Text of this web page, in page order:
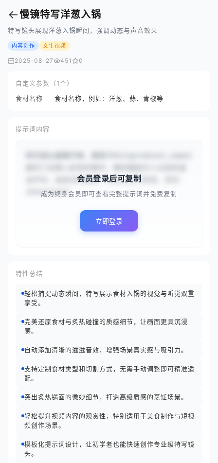
←慢镜特写洋葱入锅
特写镜头展现洋葱入锅瞬间，强调动态与声音效果
内容创作 文生视频
2025-08-27 451 0
自定义参数（1个）
食材名称
食材名称，例如：洋葱、蒜、青椒等
提示词内容
滋声效，画面流畅细腻，突出动态与质感。音效：
清晰的滋滋声...
会员登录后可复制
成为终身会员即可查看完整提示词并免费复制
立即登录
特性总结
轻松捕捉动态瞬间，特写展示食材入锅的视觉与听觉双重
享受。
完美还原食材与炙热碰撞的质感细节，让画面更具沉浸
感。
自动添加清晰的滋滋音效，增强场景真实感与吸引力。
支持定制食材类型和切割方式，无需手动调整即可精准适
配。
突出炙热锅面的微妙细节，打造高级质感的烹饪场景。
轻松提升视频内容的观赏性，特别适用于美食制作与短视
频创作场景。
模板化提示词设计，让初学者也能快速创作专业级特写镜
头。